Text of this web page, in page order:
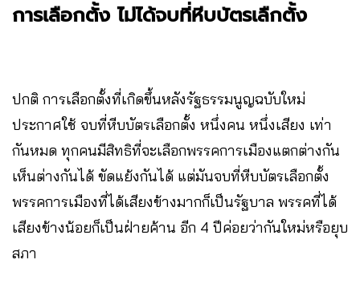
การเลือกตั้ง ไม่ได้จบที่หีบบัตรเลืกตั้ง
ปกติ การเลือกตั้งที่เกิดขึ้นหลังรัฐธรรมนูญฉบับใหม่
ประกาศใช้ จบที่หีบบัตรเลือกตั้ง หนึ่งคน หนึ่งเสียง เท่า
กันหมด ทุกคนมีสิทธิที่จะเลือกพรรคการเมืองแตกต่างกัน
เห็นต่างกันได้ ขัดแย้งกันได้ แต่มันจบที่หีบบัตรเลือกตั้ง
พรรคการเมืองที่ได้เสียงข้างมากก็เป็นรัฐบาล พรรคที่ได้
เสียงข้างน้อยก็เป็นฝ่ายค้าน อีก 4 ปีค่อยว่ากันใหม่หรือยุบ
สภา